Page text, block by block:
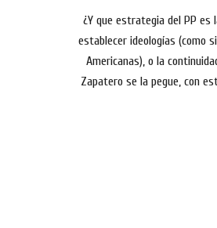
¿Y que estrategia del PP es
establecer ideologías (como
Americanas), o la
Zapatero se la pegue, con